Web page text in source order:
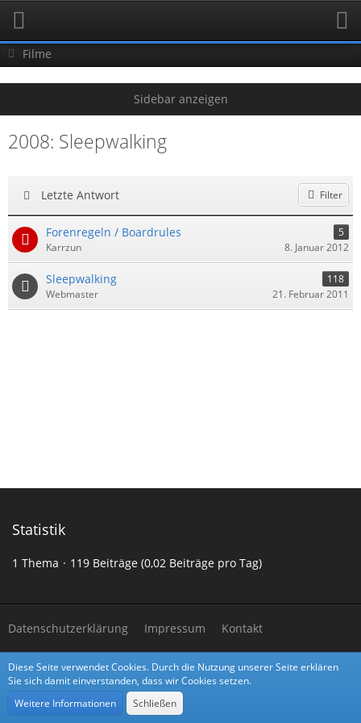
Filme
2008: Sleepwalking
Letzte Antwort Filter
Forenregeln / Boardrules
5
Karrzun
8. Januar 2012
Sleepwalking
118
Webmaster
21. Februar 2011
Statistik
1 Thema 119 Beiträge (0,02 Beiträge pro Tag)
Datenschutzerklärung Impressum Kontakt
Community-Software:WoltLab Suite™
Stil:Alphavon
Diese Seite verwendet Cookies. Durch die Nutzung unserer Seite erklären
Sie sich damit einverstanden, dass wir Cookies setzen.
Weitere Informationen
Schließen